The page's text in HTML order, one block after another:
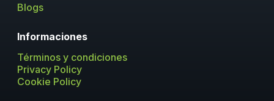
Blogs
Informaciones
Términos y condiciones
Privacy Policy
Cookie Policy